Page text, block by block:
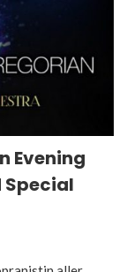
Evening
Special